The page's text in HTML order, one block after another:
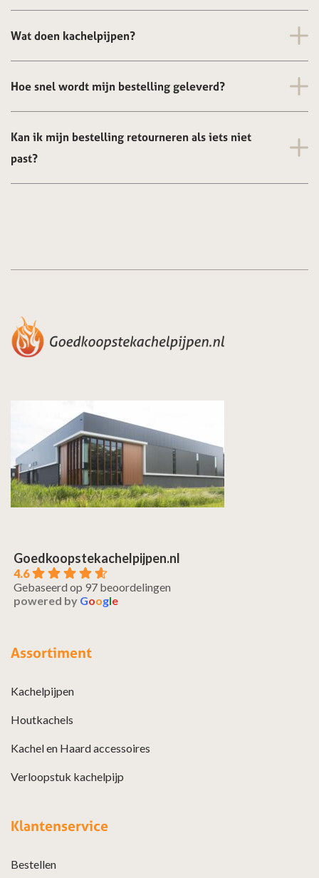
Wat doen kachelpijpen?
Hoe snel wordt mijn bestelling geleverd?
Kan ik mijn bestelling retourneren als iets niet
past?
Goedkoopstekachelpijpen.nl
4.6
Gebaseerd op 97 beoordelingen
powered by Google
Assortiment
Kachelpijpen
Houtkachels
Kachel en Haard accessoires
Verloopstuk kachelpijp
Klantenservice
Bestellen